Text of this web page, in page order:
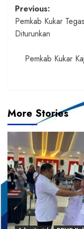
Post
navigation
Previous:
Pemkab Kukar
Diturunkan
Pemkab Kukar
More Stories